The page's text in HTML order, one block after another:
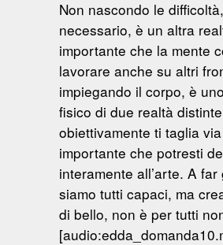
Non nascondo le
necessario, è un altra
importante che la mente
lavorare anche su altri
impiegando il corpo, è
fisico di due realtà
obiettivamente ti taglia
importante che potresti
interamente all’arte. A
siamo tutti capaci, ma
di bello, non è per tutti